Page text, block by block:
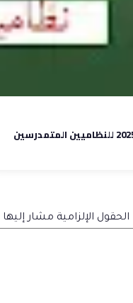
الحقول الإلزامية مشار إليها